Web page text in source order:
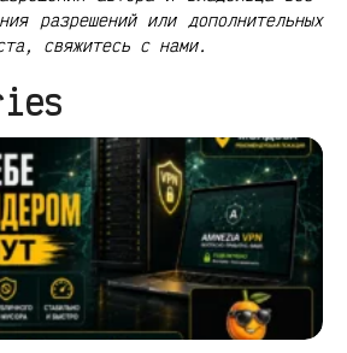
разрешений или дополнительных
свяжитесь с нами.